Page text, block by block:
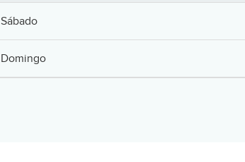
Sábado
Domingo